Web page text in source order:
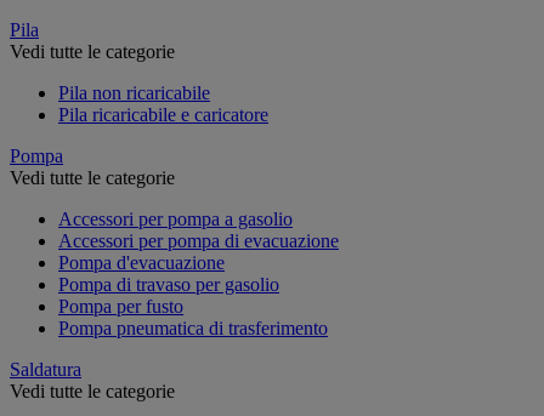
Pila
Vedi tutte le categorie
Pila non ricaricabile
Pila ricaricabile e caricatore
Pompa
Vedi tutte le categorie
Accessori per pompa a gasolio
Accessori per pompa di evacuazione
Pompa d'evacuazione
Pompa di travaso per gasolio
Pompa per fusto
Pompa pneumatica di trasferimento
Saldatura
Vedi tutte le categorie